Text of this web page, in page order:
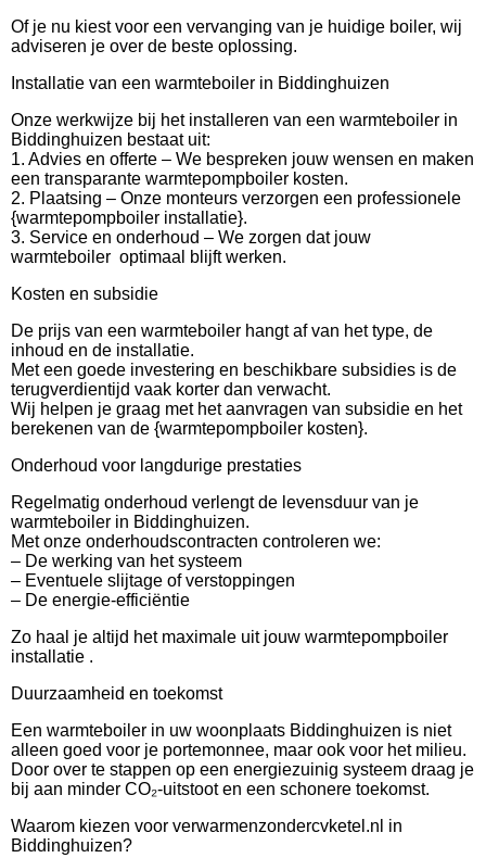
Of je nu kiest voor een vervanging van je huidige boiler, wij
adviseren je over de beste oplossing.
Installatie van een warmteboiler in Biddinghuizen
Onze werkwijze bij het installeren van een warmteboiler in
Biddinghuizen bestaat uit:
1. Advies en offerte – We bespreken jouw wensen en maken
een transparante warmtepompboiler kosten.
2. Plaatsing – Onze monteurs verzorgen een professionele
{warmtepompboiler installatie}.
3. Service en onderhoud – We zorgen dat jouw
warmteboiler optimaal blijft werken.
Kosten en subsidie
De prijs van een warmteboiler hangt af van het type, de
inhoud en de installatie.
Met een goede investering en beschikbare subsidies is de
terugverdientijd vaak korter dan verwacht.
Wij helpen je graag met het aanvragen van subsidie en het
berekenen van de {warmtepompboiler kosten}.
Onderhoud voor langdurige prestaties
Regelmatig onderhoud verlengt de levensduur van je
warmteboiler in Biddinghuizen.
Met onze onderhoudscontracten controleren we:
– De werking van het systeem
– Eventuele slijtage of verstoppingen
– De energie-efficiëntie
Zo haal je altijd het maximale uit jouw warmtepompboiler
installatie .
Duurzaamheid en toekomst
Een warmteboiler in uw woonplaats Biddinghuizen is niet
alleen goed voor je portemonnee, maar ook voor het milieu.
Door over te stappen op een energiezuinig systeem draag je
bij aan minder CO₂-uitstoot en een schonere toekomst.
Waarom kiezen voor verwarmenzondercvketel.nl in
Biddinghuizen?